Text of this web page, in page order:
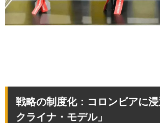
戦略の制度化：コロンビアに
クライナ・モデル」